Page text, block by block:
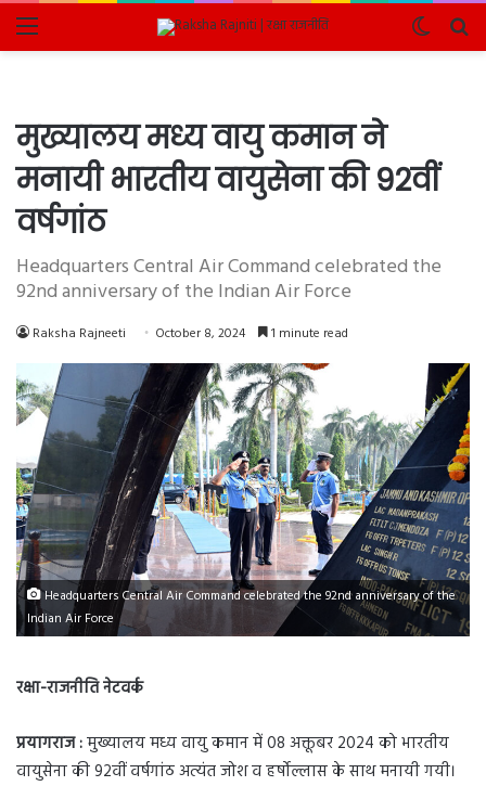
Menu
Switch
skin
मुख्यालय मध्य वायु कमान ने
मनायी भारतीय वायुसेना की 92वीं
वर्षगांठ
Headquarters Central Air Command celebrated the
92nd anniversary of the Indian Air Force
Raksha Rajneeti October 8, 2024 1 minute read
Headquarters Central Air Command celebrated the 92nd anniversary of the
Indian Air Force
रक्षा-राजनीति नेटवर्क
प्रयागराज :मुख्यालय मध्य वायु कमान में 08 अक्तूबर 2024 को भारतीय
वायुसेना की 92वीं वर्षगांठ अत्यंत जोश व हर्षोल्लास के साथ मनायी गयी।